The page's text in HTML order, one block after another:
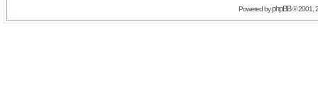
Powered byphpBB© 2001,